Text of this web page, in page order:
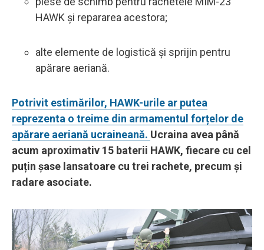
HAWK și repararea acestora;
alte elemente de logistică și sprijin pentru
apărare aeriană.
Potrivit estimărilor, HAWK-urile ar putea
reprezenta o treime din armamentul forțelor de
apărare aeriană ucraineană. Ucraina avea până
acum aproximativ 15 baterii HAWK, fiecare cu cel
puțin șase lansatoare cu trei rachete, precum și
radare asociate.